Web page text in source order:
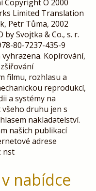
Copyright O 2000
Limited Translation
Petr Tůma, 2002
by Svojtka & Co., s. r.
80-7237-435-9
Kopírování,
filmu, rozhlasu a
reprodukcí,
a systémy na
druhu jen s
nakladatelství.
našich publikací
adrese
nst
nabídce